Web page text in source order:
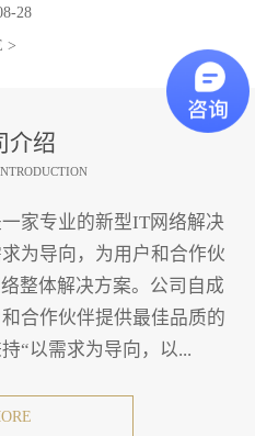
-28
>
介绍
家专业的新型IT网络解决
为导向，为用户和合作伙
整体解决方案。公司自成
合作伙伴提供最佳品质的
“以需求为导向，以...